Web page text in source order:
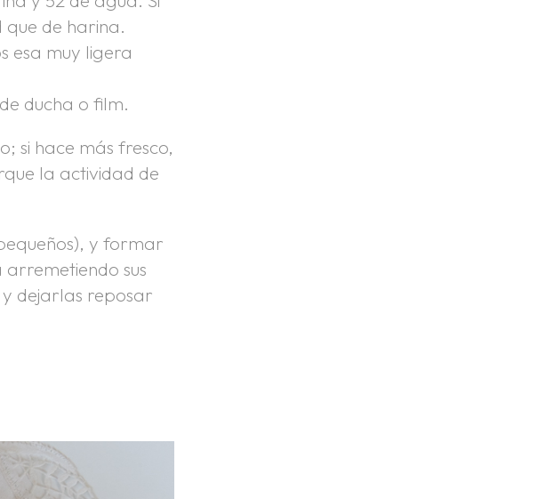
que de harina.
esa muy ligera
ducha o film.
si hace más fresco,
la actividad de
y formar
sus
dejarlas reposar